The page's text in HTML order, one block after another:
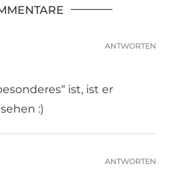
ist, ist er
:)
ANTWORTEN
ANTWORTEN